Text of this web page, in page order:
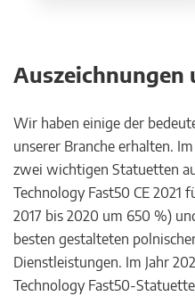
Auszeichnungen
Wir haben einige der
unserer Branche erhalten.
zwei wichtigen Statuetten
Technology Fast50 CE 2021
2017 bis 2020 um 650 %)
besten gestalteten
Dienstleistungen. Im Jahr
Technology Fast50-